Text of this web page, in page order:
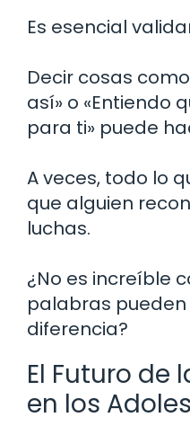
Es esencial
Decir cosas
así» o «Entiendo
para ti» puede
A veces, todo lo
que alguien
luchas.
¿No es increíble
palabras
diferencia?
El Futuro de
en los